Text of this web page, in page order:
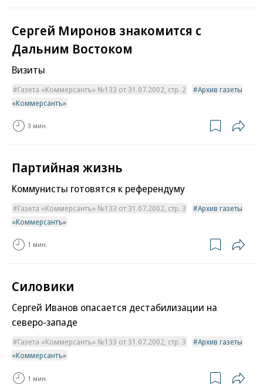
Сергей Миронов знакомится с
Дальним Востоком
Визиты
Газета «Коммерсантъ» №133 от 31.07.2002, стр. 2
Архив газеты
«Коммерсантъ»
3 мин.
Партийная жизнь
Коммунисты готовятся к референдуму
Газета «Коммерсантъ» №133 от 31.07.2002, стр. 3
Архив газеты
«Коммерсантъ»
1 мин.
Силовики
Сергей Иванов опасается дестабилизации на
северо-западе
Газета «Коммерсантъ» №133 от 31.07.2002, стр. 3
Архив газеты
«Коммерсантъ»
1 мин.